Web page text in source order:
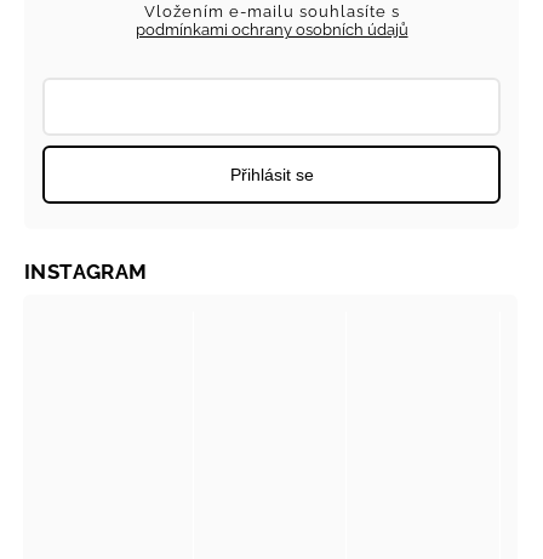
Vložením e-mailu souhlasíte s
podmínkami ochrany osobních údajů
Přihlásit se
INSTAGRAM